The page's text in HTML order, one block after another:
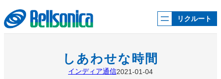
容
を
ス
リクルート
しあわせな時間
インディア通信2021-01-04